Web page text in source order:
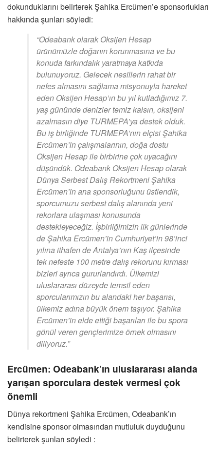
dokunduklarını belirterek Şahika Ercümen’e sponsorlukları
hakkında şunları söyledi:
“Odeabank olarak Oksijen Hesap
ürünümüzle doğanın korunmasına ve bu
konuda farkındalık yaratmaya katkıda
bulunuyoruz. Gelecek nesillerin rahat bir
nefes almasını sağlama misyonuyla hareket
eden Oksijen Hesap’ın bu yıl kutladığımız 7.
yaş gününde denizler temiz kalsın, oksijeni
azalmasın diye TURMEPA’ya destek olduk.
Bu iş birliğinde TURMEPA’nın elçisi Şahika
Ercümen’in çalışmalarının, doğa dostu
Oksijen Hesap ile birbirine çok uyacağını
düşündük. Odeabank Oksijen Hesap olarak
Dünya Serbest Dalış Rekortmeni Şahika
Ercümen’in ana sponsorluğunu üstlendik,
sporcumuzu serbest dalış alanında yeni
rekorlara ulaşması konusunda
destekleyeceğiz. İşbirliğimizin ilk günlerinde
de Şahika Ercümen’in Cumhuriyet’in 98’inci
yılına ithafen de Antalya’nın Kaş ilçesinde
tek nefeste 100 metre dalış rekorunu kırması
bizleri ayrıca gururlandırdı. Ülkemizi
uluslararası düzeyde temsil eden
sporcularımızın bu alandaki her başarısı,
ülkemiz adına büyük önem taşıyor. Şahika
Ercümen’in elde ettiği başarıları ile bu spora
gönül veren gençlerimize örnek olmasını
diliyoruz.”
Ercümen: Odeabank’ın uluslararası alanda
yarışan sporculara destek vermesi çok
önemli
Dünya rekortmeni Şahika Ercümen, Odeabank’ın
kendisine sponsor olmasından mutluluk duyduğunu
belirterek şunları söyledi :